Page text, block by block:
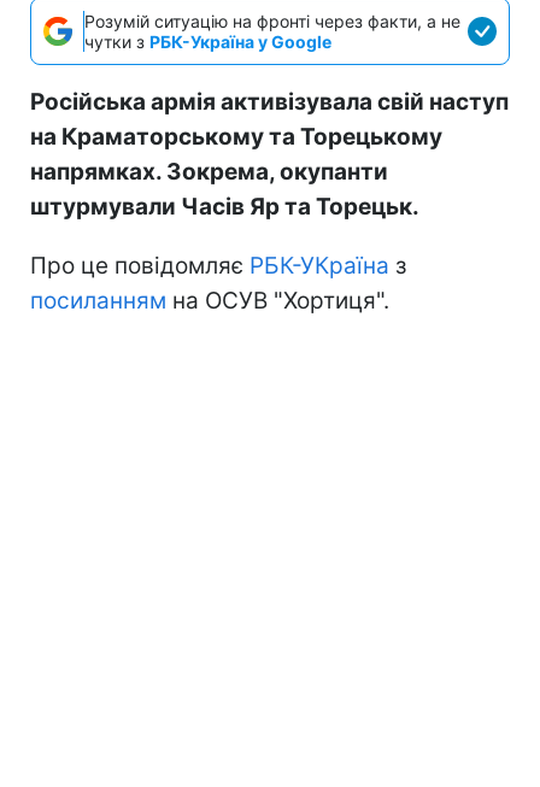
Розумій ситуацію на фронті через факти, а не
чутки з РБК-Україна у Google
Російська армія активізувала свій наступ
на Краматорському та Торецькому
напрямках. Зокрема, окупанти
штурмували Часів Яр та Торецьк.
Про це повідомляє РБК-УКраїна з
посиланням на ОСУВ "Хортиця".